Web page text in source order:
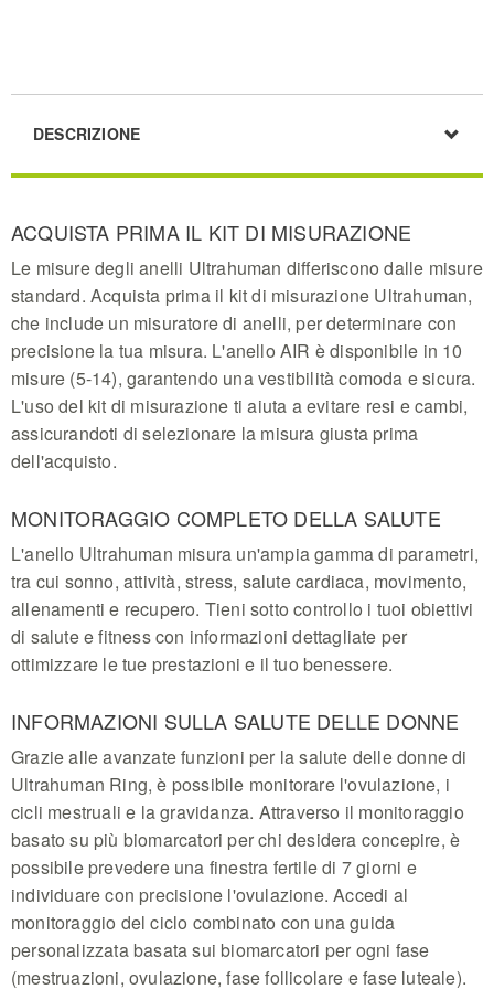
DESCRIZIONE
ACQUISTA PRIMA IL KIT DI MISURAZIONE
Le misure degli anelli Ultrahuman differiscono dalle misure
standard. Acquista prima il kit di misurazione Ultrahuman,
che include un misuratore di anelli, per determinare con
precisione la tua misura. L'anello AIR è disponibile in 10
misure (5-14), garantendo una vestibilità comoda e sicura.
L'uso del kit di misurazione ti aiuta a evitare resi e cambi,
assicurandoti di selezionare la misura giusta prima
dell'acquisto.
MONITORAGGIO COMPLETO DELLA SALUTE
L'anello Ultrahuman misura un'ampia gamma di parametri,
tra cui sonno, attività, stress, salute cardiaca, movimento,
allenamenti e recupero. Tieni sotto controllo i tuoi obiettivi
di salute e fitness con informazioni dettagliate per
ottimizzare le tue prestazioni e il tuo benessere.
INFORMAZIONI SULLA SALUTE DELLE DONNE
Grazie alle avanzate funzioni per la salute delle donne di
Ultrahuman Ring, è possibile monitorare l'ovulazione, i
cicli mestruali e la gravidanza. Attraverso il monitoraggio
basato su più biomarcatori per chi desidera concepire, è
possibile prevedere una finestra fertile di 7 giorni e
individuare con precisione l'ovulazione. Accedi al
monitoraggio del ciclo combinato con una guida
personalizzata basata sui biomarcatori per ogni fase
(mestruazioni, ovulazione, fase follicolare e fase luteale).